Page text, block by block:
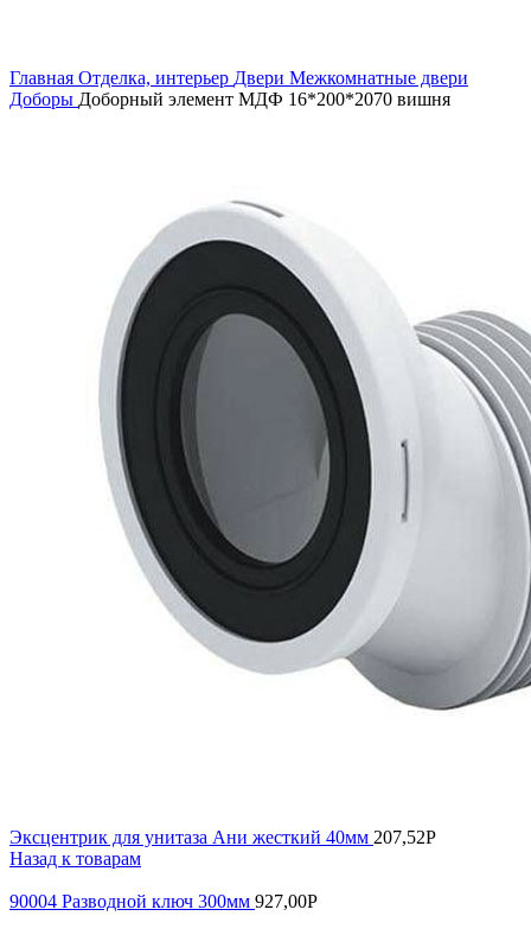
Главная Отделка, интерьер Двери Межкомнатные двери
Доборы Доборный элемент МДФ 16*200*2070 вишня
Эксцентрик для унитаза Ани жесткий 40мм 207,52Р
Назад к товарам
90004 Разводной ключ 300мм 927,00Р